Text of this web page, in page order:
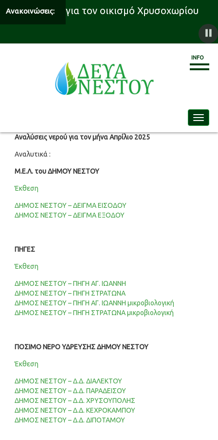
Ανακοινώσεις: για τον οικισμό Χρυσοχωρίου
INFO
Αναλύσεις νερού για τον μήνα Απρίλιο 2025
Αναλυτικά :
Μ.Ε.Λ. του ΔΗΜΟΥ ΝΕΣΤΟΥ
Έκθεση
ΔΗΜΟΣ ΝΕΣΤΟΥ – ΔΕΙΓΜΑ ΕΙΣΟΔΟΥ
ΔΗΜΟΣ ΝΕΣΤΟΥ – ΔΕΙΓΜΑ ΕΞΟΔΟΥ
ΠΗΓΕΣ
Έκθεση
ΔΗΜΟΣ ΝΕΣΤΟΥ – ΠΗΓΗ ΑΓ. ΙΩΑΝΝΗ
ΔΗΜΟΣ ΝΕΣΤΟΥ – ΠΗΓΗ ΣΤΡΑΤΩΝΑ
ΔΗΜΟΣ ΝΕΣΤΟΥ – ΠΗΓΗ ΑΓ. ΙΩΑΝΝΗ μικροβιολογική
ΔΗΜΟΣ ΝΕΣΤΟΥ – ΠΗΓΗ ΣΤΡΑΤΩΝΑ μικροβιολογική
ΠΟΣΙΜΟ ΝΕΡΟ ΥΔΡΕΥΣΗΣ ΔΗΜΟΥ ΝΕΣΤΟΥ
Έκθεση
ΔΗΜΟΣ ΝΕΣΤΟΥ – Δ.Δ. ΔΙΑΛΕΚΤΟΥ
ΔΗΜΟΣ ΝΕΣΤΟΥ – Δ.Δ. ΠΑΡΑΔΕΙΣΟΥ
ΔΗΜΟΣ ΝΕΣΤΟΥ – Δ.Δ. ΧΡΥΣΟΥΠΟΛΗΣ
ΔΗΜΟΣ ΝΕΣΤΟΥ – Δ.Δ. ΚΕΧΡΟΚΑΜΠΟΥ
ΔΗΜΟΣ ΝΕΣΤΟΥ – Δ.Δ. ΔΙΠΟΤΑΜΟΥ